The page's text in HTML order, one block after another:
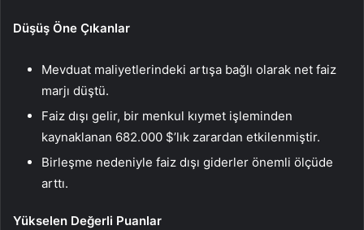
Düşüş Öne Çıkanlar
Mevduat maliyetlerindeki artışa bağlı olarak net faiz
marjı düştü.
Faiz dışı gelir, bir menkul kıymet işleminden
kaynaklanan 682.000 $’lık zarardan etkilenmiştir.
Birleşme nedeniyle faiz dışı giderler önemli ölçüde
arttı.
Yükselen Değerli Puanlar